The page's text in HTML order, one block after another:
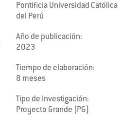
Pontificia Universidad Católica
del Perú
Año de publicación:
2023
Tiempo de elaboración:
8 meses
Tipo de Investigación:
Proyecto Grande (PG)